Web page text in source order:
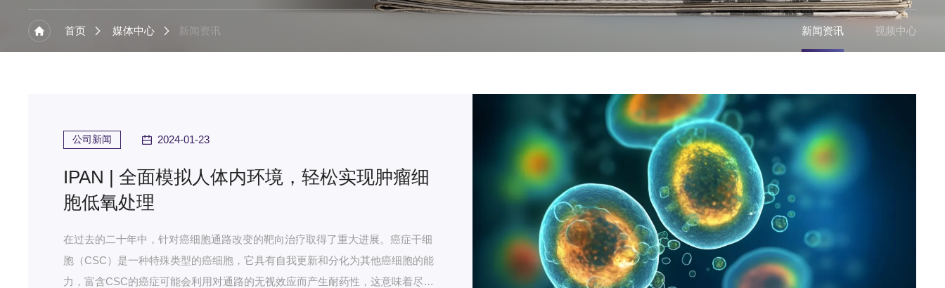
首页 媒体中心 新闻资讯 新闻资讯 视频中心
公司新闻 2024-01-23
IPAN | 全面模拟人体内环境，轻松实现肿瘤细
胞低氧处理
在过去的二十年中，针对癌细胞通路改变的靶向治疗取得了重大进展。癌症干细
胞（CSC）是一种特殊类型的癌细胞，它具有自我更新和分化为其他癌细胞的能
力，富含CSC的癌症可能会利用对通路的无视效应而产生耐药性，这意味着尽管